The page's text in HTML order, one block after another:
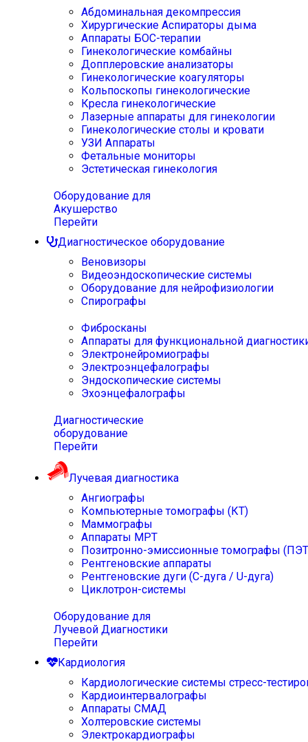
Абдоминальная декомпрессия
Хирургические Аспираторы дыма
Аппараты БОС-терапии
Гинекологические комбайны
Допплеровские анализаторы
Гинекологические коагуляторы
Кольпоскопы гинекологические
Кресла гинекологические
Лазерные аппараты для гинекологии
Гинекологические столы и кровати
УЗИ Аппараты
Фетальные мониторы
Эстетическая гинекология
Оборудование для
Акушерство
Перейти
Диагностическое оборудование
Веновизоры
Видеоэндоскопические системы
Оборудование для нейрофизиологии
Спирографы
Фибросканы
Аппараты для функциональной
Электронейромиографы
Электроэнцефалографы
Эндоскопические системы
Эхоэнцефалографы
Диагностические
оборудование
Перейти
Лучевая диагностика
Ангиографы
Компьютерные томографы (КТ)
Маммографы
Аппараты МРТ
Позитронно-эмиссионные томографы
Рентгеновские аппараты
Рентгеновские дуги (С-дуга / U-дуга)
Циклотрон-системы
Оборудование для
Лучевой Диагностики
Перейти
Кардиология
Кардиологические системы стресс-
Кардиоинтервалографы
Аппараты СМАД
Холтеровские системы
Электрокардиографы